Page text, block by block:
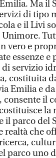
Ma il
di tipo
e il Livi
vero e
essenze e
servizio
costituita
Emilia e
consente il
la
il parco del
realtà che
parco uno